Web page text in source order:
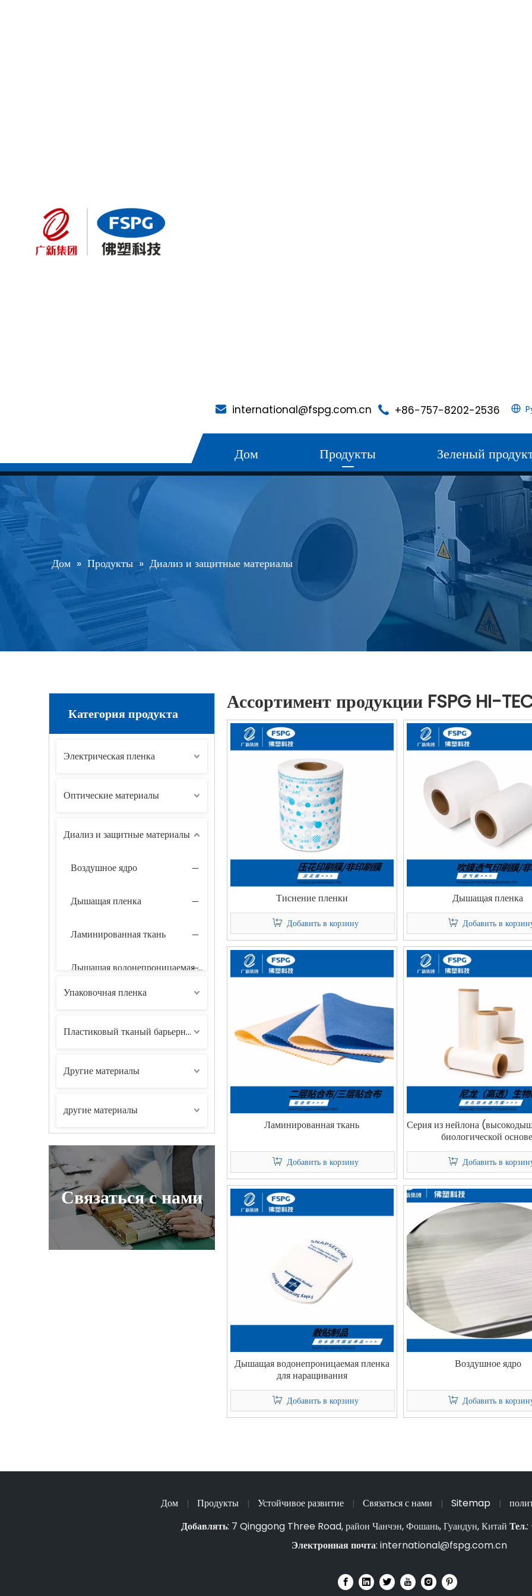
international@fspg.com.cn +86-757-8202-2536
Дом Продукты Зеленый
Дом » Продукты » Диализ и защитные материалы
Категория продукта
Электрическая пленка
Оптические материалы
Диализ и защитные материалы
Воздушное ядро
Дышащая пленка
Ламинированная ткань
Дышащая водонепроницаемая пленка
Тиснение пленки
Упаковочная пленка
Пластиковый тканый барьерный материал
Другие материалы
другие материалы
Связаться с нами
Ассортимент продукции FSPG HI-
Тиснение пленки
Добавить в корзину
Дышащая пленка
Добавить в
Ламинированная ткань
Добавить в корзину
Серия из нейлона
биологической
Добавить в
Дышащая водонепроницаемая пленка
для наращивания
Добавить в корзину
Воздушное ядро
Добавить в
Дом | Продукты | Устойчивое развитие | Связаться с нами | Sitemap |
Добавлять: 7 Qinggong Three Road, район Чанчэн, Фошань, Гуандун, Китай Тел.:
Электронная почта: international@fspg.com.cn